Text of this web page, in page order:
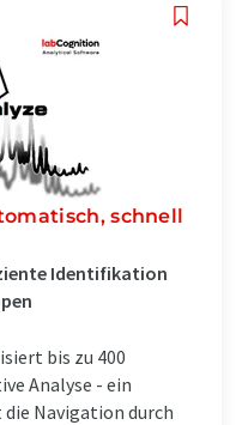
schnell
Identifikation
bis zu 400
Analyse - ein
Navigation durch